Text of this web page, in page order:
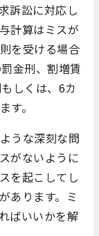
訴訟に対応し
計算はミスが
を受ける場合
金刑、割増賃
しくは、6カ
す。
うな深刻な問
がないように
を起こしてし
あります。ミ
ばいいかを解